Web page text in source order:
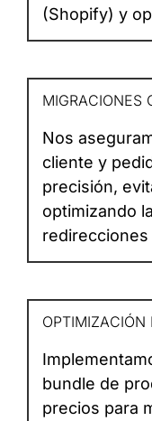
(Shopify) y
MIGRACIONES
Nos
cliente y
precisión,
optimizando
redirecciones
OPTIMIZACIÓN
bundle de
precios para